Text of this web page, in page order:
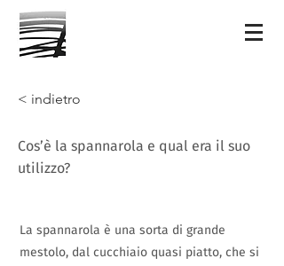
< indietro
Cos’è la spannarola e qual era il suo
utilizzo?
La spannarola è una sorta di grande
mestolo, dal cucchiaio quasi piatto, che si